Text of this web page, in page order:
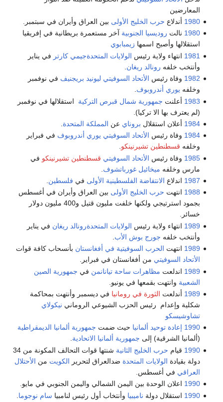
المعارضين
1980 أندلاع حرب الخليج الأولى بين العراق وأيران في سبتمبر.
1980 نالت روديسيا الجنوبية آخر مستعمرة بريطانية في إفريقيا
استقلالها وأصبح اسمها زيمبابوي
1981 انتهاء ولاية رئيس الولايات المتحدةجيمي كارتر في يناير
وأنتخب خلفه رونالد ريغان
1982 وفاة رئيس الأتحاد السوفيتي ليونيد بريجنيف في نوفمبر
وخلفه يوري أندروبوف
1983 أعلنت جمهورية شمال قبرص التركية استقلالها في نوفمبر
(لم يعترف بها الا تركيا).
1984 أعلان استقلال بروناي عن المملكة المتحدة
1984 وفاة رئيس الأتحاد السوفيتي يوري أندروبوف في فبراير
وخلفه قسطنطين تشيرنينكو.
1985 وفاة رئيس الأتحاد السوفيتي قسطنطين تشيرنينكو في
مارس وخلفه ميخائيل غورباتشوف
1987 اندلاع الانتفاضة الفلسطينية الأولى في فلسطين
1988 انتهت حرب الخليج الأولى بين العراق وأيران في أغسطس
بجمود استرتيجي ولكنها خلفت مليون قتيل و400 مليون دولار
خسائر.
1989 انتهاء ولاية رئيس الولايات المتحدةرونالد ريغان في يناير
وأنتخب خلفه جورج بوش الأب
1989 انتهت الحرب السوفيتية في أفغانستان بأنسحاب كافة قوات
الأتحاد السوفيتي من أفغانستان في فبراير.
1989 اندلعت مظاهرات ساحة تيانانمن في جمهورية الصين
الشعبية وانتهت بقمعها في يونيو.
1989 أندلعت الثورة في رومانيا في ديسمبر وأنتهت بمحاكمة
شكلية وإعدام رئيس الحزب الشيوعي الروماني نيكولاي
تشاوشيسكو
1990 إعادة توحيد ألمانيا حيث ضمت جمهورية ألمانيا الديمقراطية
(ألمانيا الشرقية) إلى جمهورية ألمانيا الاتحادية.
1990 قيام حرب الخليج الثانية
شنتها قوات التحالف المكونة من 34
دولة بقيادة الولايات المتحدة ضدالعراق لتحرير الكويت من الأحتلال
العراقي في أغسطس.
1990 اعلان الوحدة بين اليمن الشمالي واليمن الجنوبي في مايو.
1990 استقلال دولة ناميبيا وأنتخاب أول رئيس لنامبيا سام نوجوما